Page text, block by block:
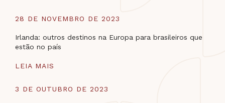
28 DE NOVEMBRO DE 2023
Irlanda: outros destinos na Europa para brasileiros que
estão no país
LEIA MAIS
3 DE OUTUBRO DE 2023